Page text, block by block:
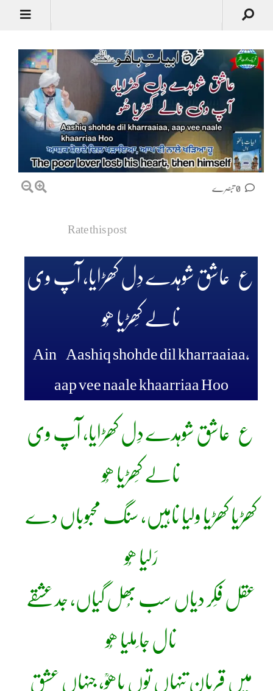
Rate this post
ع عاشق شوہدے دِل کھڑایا، آپ وی
نالے کَھڑیا ھُو
Ain Aashiq shohde dil kharraaiaa,
aap vee naale khaarriaa Hoo
ع عاشق شوہدے دِل کھڑایا، آپ وی
نالے کَھڑیا ھُو
کھڑیا کھڑیا ولیا ناہیں، سنگ محبوباں دے
رَلیا ھُو
عقل فِکر دیاں سب بُھل گیاں، جد عشقے
نال جا ِملیا ھُو
میں قربان تنہاں توں باھوؒ، جنہاں عشق